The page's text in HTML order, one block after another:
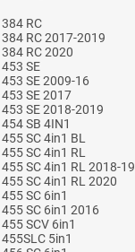
RC
RC 2017-2019
RC 2020
SE
SE 2009-16
SE 2017
SE 2018-2019
SB 4IN1
SC 4in1 BL
SC 4in1 RL
SC 4in1 RL 2018-19
SC 4in1 RL 2020
SC 6in1
SC 6in1 2016
SCV 6in1
5in1